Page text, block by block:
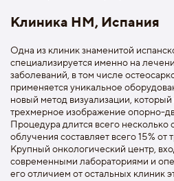
Клиника НМ, Испания
Одна из клиник знаменитой
специализируется именно на
заболеваний, в том числе
применяется уникальное
новый метод визуализации,
трехмерное изображение опорно-
Процедура длится всего несколько
облучения составляет всего 15% от
Крупный онкологический центр,
современными лабораториями и
его отличием от остальных клиник